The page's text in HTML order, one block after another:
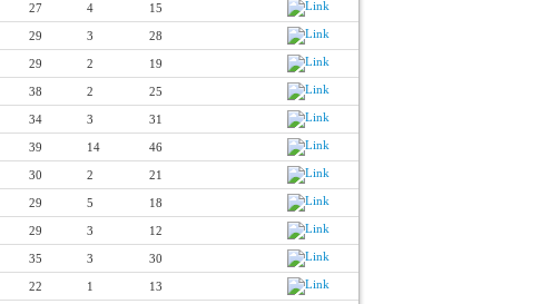
27 4 15
29 3 28
29 2 19
38 2 25
34 3 31
39 14 46
30 2 21
29 5 18
29 3 12
35 3 30
22 1 13